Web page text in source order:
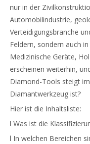
nur in der
Automobilindustrie,
Verteidigungsbranche
Feldern, sondern auch
Medizinische Geräte,
erscheinen weiterhin,
Diamond-Tools steigt im
Diamantwerkzeug ist?
Hier ist die Inhaltsliste:
l Was ist die
l In welchen Bereichen